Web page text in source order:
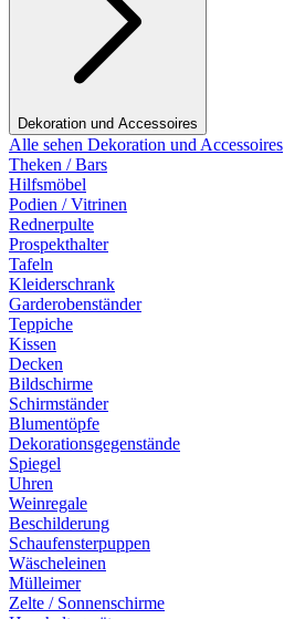
Dekoration und Accessoires
Alle sehen Dekoration und Accessoires
Theken / Bars
Hilfsmöbel
Podien / Vitrinen
Rednerpulte
Prospekthalter
Tafeln
Kleiderschrank
Garderobenständer
Teppiche
Kissen
Decken
Bildschirme
Schirmständer
Blumentöpfe
Dekorationsgegenstände
Spiegel
Uhren
Weinregale
Beschilderung
Schaufensterpuppen
Wäscheleinen
Mülleimer
Zelte / Sonnenschirme